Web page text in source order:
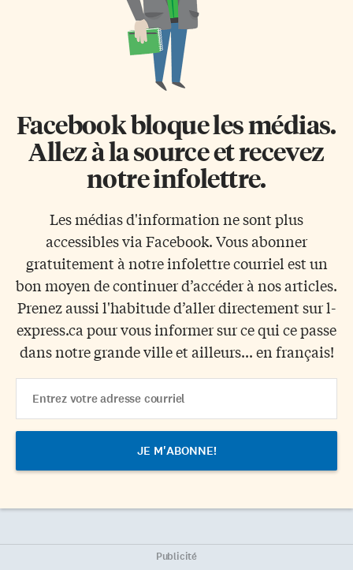
Facebook bloque les médias.
Allez à la source et recevez
notre infolettre.
Les médias d'information ne sont plus
accessibles via Facebook. Vous abonner
gratuitement à notre infolettre courriel est un
bon moyen de continuer d’accéder à nos articles.
Prenez aussi l'habitude d’aller directement sur l-
express.ca pour vous informer sur ce qui ce passe
dans notre grande ville et ailleurs... en français!
Address
Publicité